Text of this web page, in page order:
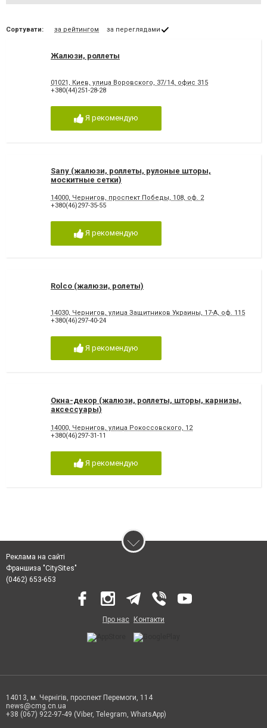
Сортувати: за рейтингом за переглядами
Жалюзи, роллеты
01021, Киев, улица Воровского, 37/14, офис 315
+380(44)251-28-28
Я рекомендую
Sany (жалюзи, роллеты, рулоные шторы,
москитные сетки)
14000, Чернигов, проспект Победы, 108, оф. 2
+380(46)297-35-55
Я рекомендую
Rolсo (жалюзи, ролеты)
14030, Чернигов, улица Защитников Украины, 17-А, оф. 115
+380(46)297-40-24
Я рекомендую
Окна-декор (жалюзи, роллеты, шторы, карнизы,
аксессуары)
14000, Чернигов, улица Рокоссовского, 12
+380(46)297-31-11
Я рекомендую
Реклама на сайті
Франшиза "CitySites"
(0462) 653-653
Про нас Контакти
14013, м. Чернігів, проспект Перемоги, 114
news@cmg.cn.ua
+38 (067) 922-97-49 (Viber, Telegram, WhatsApp)